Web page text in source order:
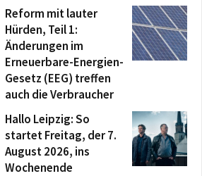
Reform mit lauter
Hürden, Teil 1:
Änderungen im
Erneuerbare-Energien-
Gesetz (EEG) treffen
auch die Verbraucher
Hallo Leipzig: So
startet Freitag, der 7.
August 2026, ins
Wochenende